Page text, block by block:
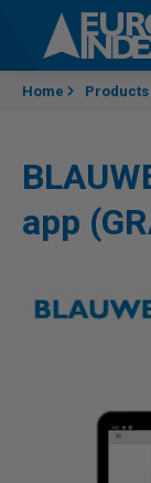
Skip to content
Home Products
app